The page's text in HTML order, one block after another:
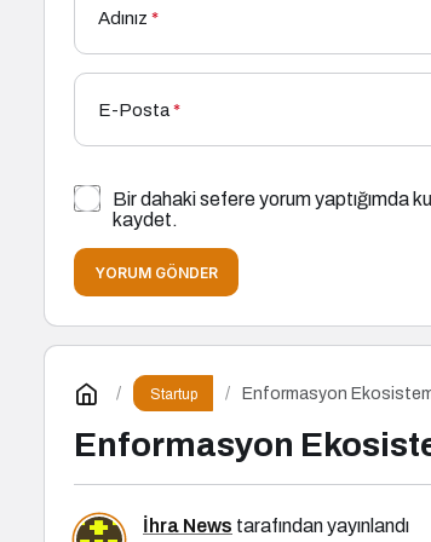
Adınız *
E-Posta*
Bir dahaki sefere yorum yaptığımda
kaydet.
YORUM GÖNDER
Startup Enformasyon
Enformasyon
İhra News tarafından yayınlandı